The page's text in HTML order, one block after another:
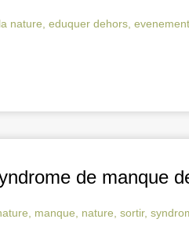
nature eduquer dehors, evenement
de manque
manque nature sortir,